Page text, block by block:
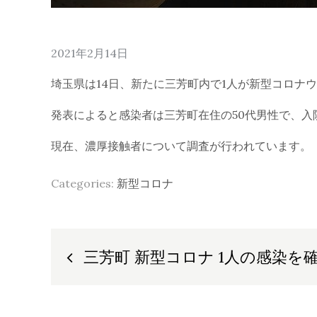
Posted
2021年2月14日
埼玉県は14日、新たに三芳町内で1人が新型コロナ
発表によると感染者は三芳町在住の50代男性で、
現在、濃厚接触者について調査が行われています。
Categories: 新型コロナ
投 三芳町 新型コロナ 1人の感染を